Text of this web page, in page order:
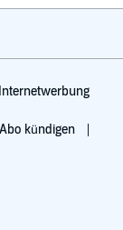
Internetwerbung
Abo kündigen